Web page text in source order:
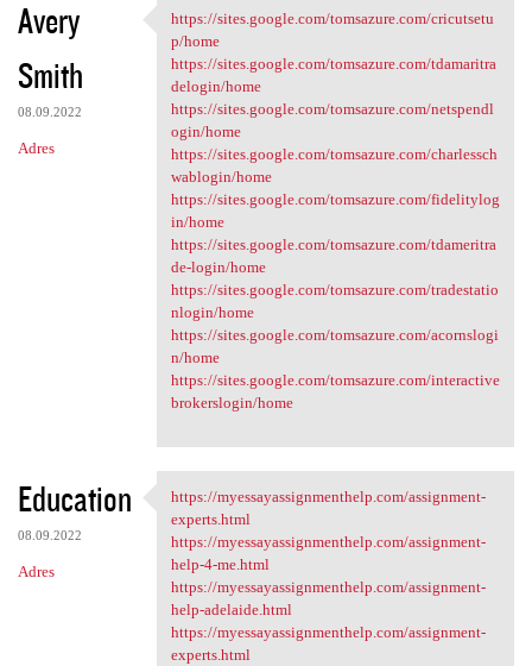
Avery
Smith
08.09.2022
Adres
https://sites.google.com
https://sites.google.com/tomsazure.com/cricutsetu
p/home
https://sites.google.com/tomsazure.com/tdamaritra
delogin/home
https://sites.google.com/tomsazure.com/netspendl
ogin/home
https://sites.google.com/tomsazure.com/charlessch
wablogin/home
https://sites.google.com/tomsazure.com/fidelitylog
in/home
https://sites.google.com/tomsazure.com/tdameritra
de-login/home
https://sites.google.com/tomsazure.com/tradestatio
nlogin/home
https://sites.google.com/tomsazure.com/acornslogi
n/home
https://sites.google.com/tomsazure.com/interactive
brokerslogin/home
Education
08.09.2022
Adres
https://myessayassignmenthelp
https://myessayassignmenthelp.com/assignment-
experts.html
https://myessayassignmenthelp.com/assignment-
help-4-me.html
https://myessayassignmenthelp.com/assignment-
help-adelaide.html
https://myessayassignmenthelp.com/assignment-
experts.html